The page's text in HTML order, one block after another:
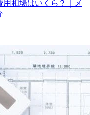
相場はいくら？｜メ